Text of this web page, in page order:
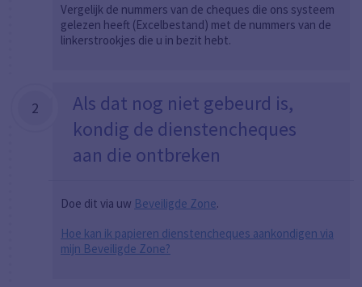
Vergelijk de nummers van de cheques die ons systeem
gelezen heeft (Excelbestand) met de nummers van de
linkerstrookjes die u in bezit hebt.
2
Als dat nog niet gebeurd is,
kondig de dienstencheques
aan die ontbreken
Doe dit via uw Beveiligde Zone.
Hoe kan ik papieren dienstencheques aankondigen via
mijn Beveiligde Zone?